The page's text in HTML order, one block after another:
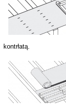
kontrłatą.